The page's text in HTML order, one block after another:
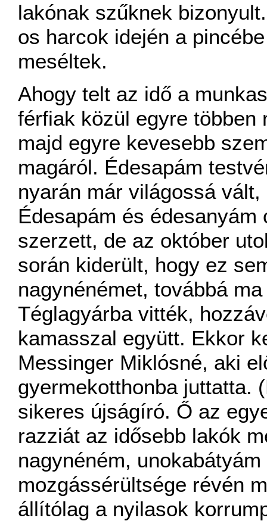
lakónak szűknek
os harcok idején a
meséltek.
Ahogy telt az idő a
férfiak közül egyre
majd egyre kevesebb
magáról. Édesapám
nyarán már világossá
Édesapám és
szerzett, de az október
során kiderült, hogy ez
nagynénémet, továbbá
Téglagyárba vitték,
kamasszal együtt. Ekkor
Messinger Miklósné, aki
gyermekotthonba juttatta.
sikeres újságíró. Ő az
razziát az idősebb lakók
nagynéném,
mozgássérültsége révén
állítólag a nyilasok